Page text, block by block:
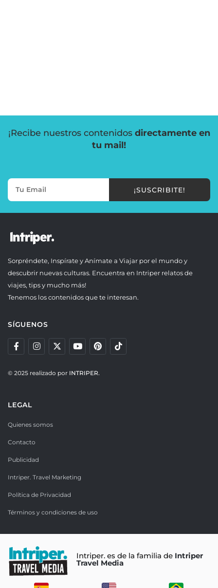
¡Recibe nuestros contenidos directamente en
tu mail!
¡SUSCRIBITE!
Sorpréndete, Inspírate y Anímate a Viajar por el mundo y
descubrir nuevas culturas. Encuentra en Intriper relatos de
viajes, tips y mucho más!
Tenemos los contenidos que te interesan.
SÍGUENOS
© 2025 realizado por INTRIPER.
LEGAL
Quienes somos
Contacto
Publicidad
Intriper. Travel Marketing
Política de Privacidad
Términos y condiciones de uso
Intriper. es de la familia de Intriper
Travel Media